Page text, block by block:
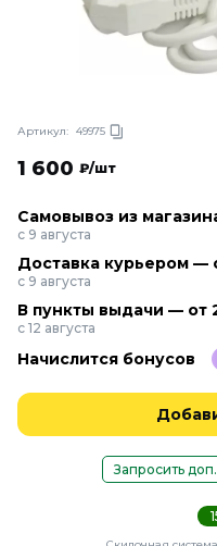
Артикул: 49975
1 600 ₽/шт
Самовывоз из
с 9 августа
Доставка курьером —
с 9 августа
В пункты выдачи — от
с 12 августа
Начислится бонусов
Запросить